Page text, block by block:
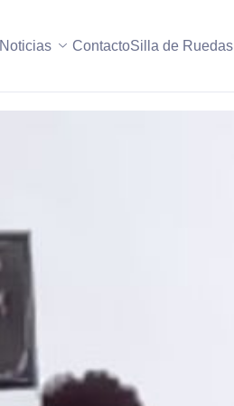
Noticias ContactoSilla de Ruedas